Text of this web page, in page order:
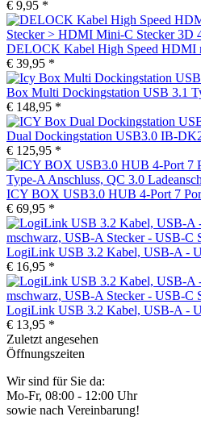
€ 9,95 *
DELOCK Kabel High Speed HDMI
€ 39,95 *
Box Multi Dockingstation USB 3.1
€ 148,95 *
Dual Dockingstation USB3.0 IB-
€ 125,95 *
ICY BOX USB3.0 HUB 4-Port 7
€ 69,95 *
LogiLink USB 3.2 Kabel, USB-A -
€ 16,95 *
LogiLink USB 3.2 Kabel, USB-A -
€ 13,95 *
Zuletzt angesehen
Öffnungszeiten
Wir sind für Sie da:
Mo-Fr, 08:00 - 12:00 Uhr
sowie nach Vereinbarung!